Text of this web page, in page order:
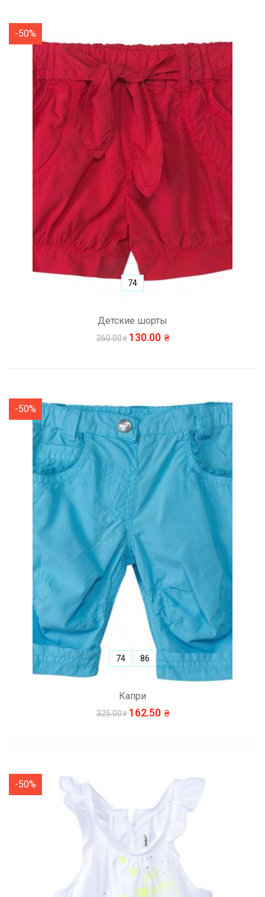
-50%
Детские шорты
260.00 130.00
74
-50%
Капри
325.00 162.50
74 86
-50%